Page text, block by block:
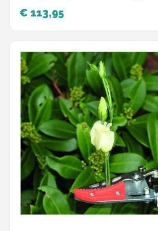
€ 113,95